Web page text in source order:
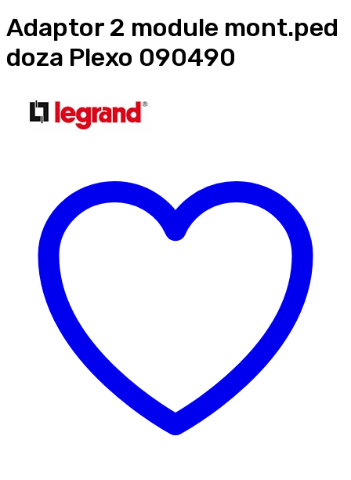
Adaptor 2 module mont.ped
doza Plexo 090490